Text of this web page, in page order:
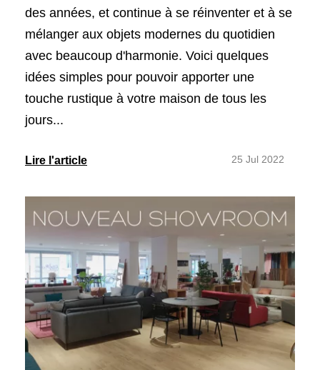
des années, et continue à se réinventer et à se
mélanger aux objets modernes du quotidien
avec beaucoup d'harmonie. Voici quelques
idées simples pour pouvoir apporter une
touche rustique à votre maison de tous les
jours...
Lire l'article 25 Jul 2022